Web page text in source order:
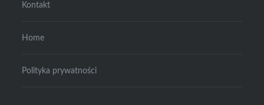
Kontakt
Home
Polityka prywatności